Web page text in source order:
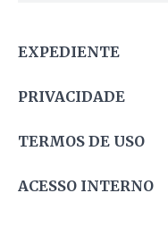
EXPEDIENTE
PRIVACIDADE
TERMOS DE USO
ACESSO INTERNO